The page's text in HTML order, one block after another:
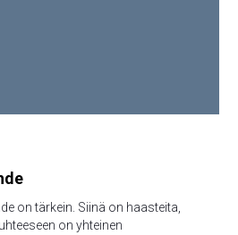
on tärkein. Siinä on haasteita,
on yhteinen